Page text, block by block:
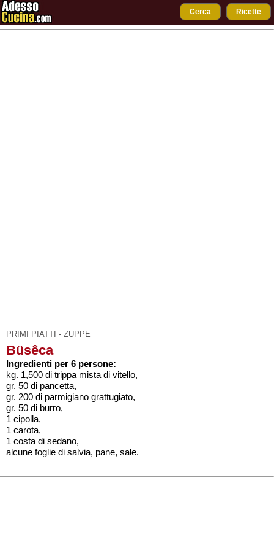
Cerca Ricette
PRIMI PIATTI - ZUPPE
Büsêca
Ingredienti per 6 persone:
kg. 1,500 di trippa mista di vitello,
gr. 50 di pancetta,
gr. 200 di parmigiano grattugiato,
gr. 50 di burro,
1 cipolla,
1 carota,
1 costa di sedano,
alcune foglie di salvia, pane, sale.